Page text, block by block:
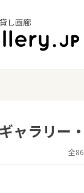
し画廊
ャラリー
全